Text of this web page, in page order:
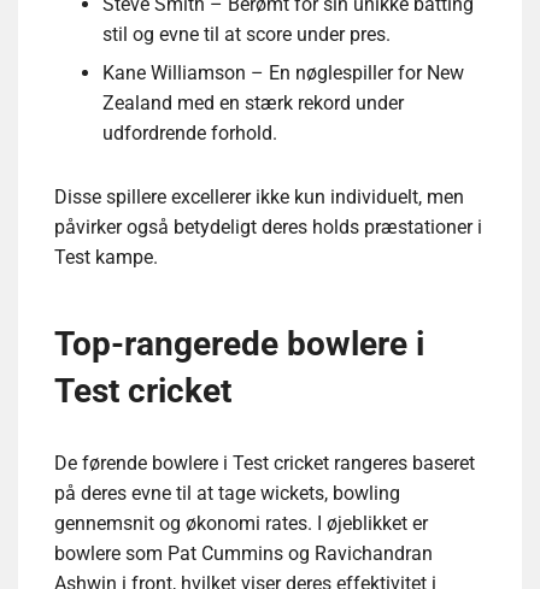
stil og evne til at score under pres.
Kane Williamson – En nøglespiller for New
Zealand med en stærk rekord under
udfordrende forhold.
Disse spillere excellerer ikke kun individuelt, men
påvirker også betydeligt deres holds præstationer i
Test kampe.
Top-rangerede bowlere i
Test cricket
De førende bowlere i Test cricket rangeres baseret
på deres evne til at tage wickets, bowling
gennemsnit og økonomi rates. I øjeblikket er
bowlere som Pat Cummins og Ravichandran
Ashwin i front, hvilket viser deres effektivitet i